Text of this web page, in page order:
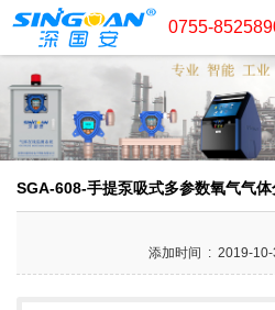
0755-
SGA-608-手提泵吸式多参数氧气气
添加时间 : 2019-10-